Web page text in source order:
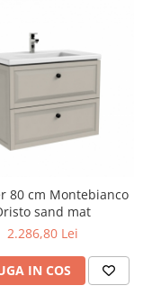
80 cm Montebianco
sand mat
2.286,80 Lei
IN COS